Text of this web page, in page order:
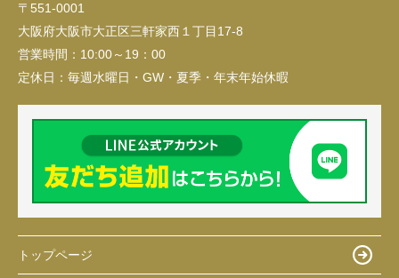
〒551-0001
大阪府大阪市大正区三軒家西１丁目17-8
営業時間： 10:00～19：00
定休日： 毎週水曜日・GW・夏季・年末年始休暇
トップページ